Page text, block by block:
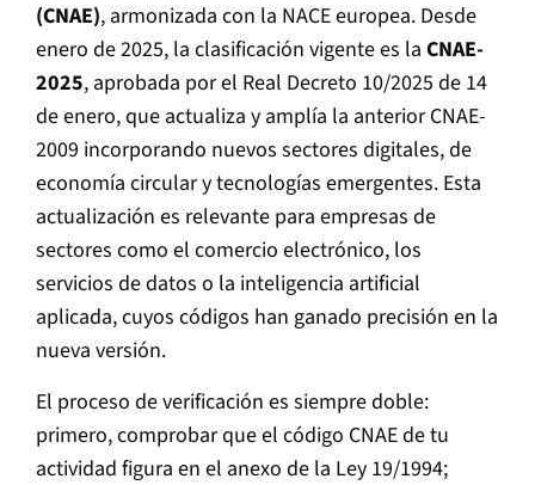
(CNAE), armonizada con la NACE europea. Desde
enero de 2025, la clasificación vigente es la CNAE-
2025, aprobada por el Real Decreto 10/2025 de 14
de enero, que actualiza y amplía la anterior CNAE-
2009 incorporando nuevos sectores digitales, de
economía circular y tecnologías emergentes. Esta
actualización es relevante para empresas de
sectores como el comercio electrónico, los
servicios de datos o la inteligencia artificial
aplicada, cuyos códigos han ganado precisión en la
nueva versión.
El proceso de verificación es siempre doble:
primero, comprobar que el código CNAE de tu
actividad figura en el anexo de la Ley 19/1994;